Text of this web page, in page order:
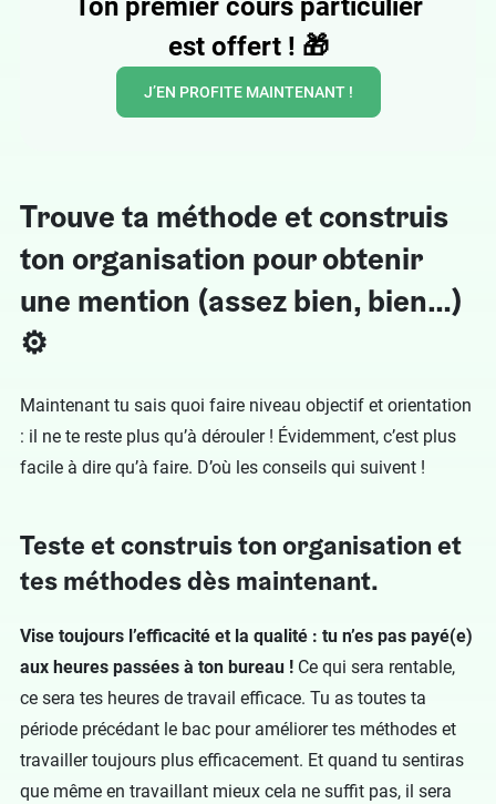
Ton premier cours particulier
est offert ! 🎁
J’EN PROFITE MAINTENANT !
Trouve ta méthode et construis
ton organisation pour obtenir
une mention (assez bien, bien…)
⚙️
Maintenant tu sais quoi faire niveau objectif et orientation
: il ne te reste plus qu’à dérouler ! Évidemment, c’est plus
facile à dire qu’à faire. D’où les conseils qui suivent !
Teste et construis ton organisation et
tes méthodes dès maintenant.
Vise toujours l’efficacité et la qualité : tu n’es pas payé(e)
aux heures passées à ton bureau ! Ce qui sera rentable,
ce sera tes heures de travail efficace. Tu as toutes ta
période précédant le bac pour améliorer tes méthodes et
travailler toujours plus efficacement. Et quand tu sentiras
que même en travaillant mieux cela ne suffit pas, il sera